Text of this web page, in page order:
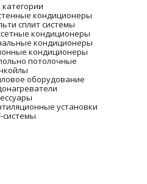
категории
кондиционеры
сплит системы
кондиционеры
кондиционеры
кондиционеры
потолочные
оборудование
установки
системы